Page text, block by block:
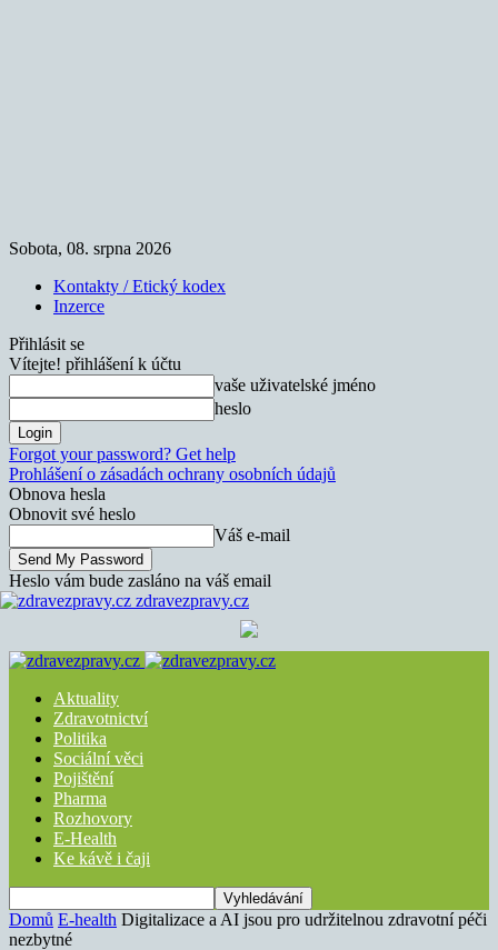
Sobota, 08. srpna 2026
Kontakty / Etický kodex
Inzerce
Přihlásit se
Vítejte! přihlášení k účtu
vaše uživatelské jméno
heslo
Forgot your password? Get help
Prohlášení o zásadách ochrany osobních údajů
Obnova hesla
Obnovit své heslo
Váš e-mail
Heslo vám bude zasláno na váš email
zdravezpravy.cz
Aktuality
Zdravotnictví
Politika
Sociální věci
Pojištění
Pharma
Rozhovory
E-Health
Ke kávě i čaji
Domů E-health Digitalizace a AI jsou pro udržitelnou zdravotní péči
nezbytné